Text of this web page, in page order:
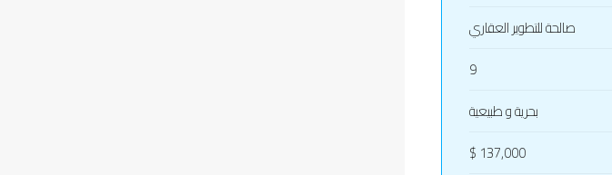
صالحة للتطوير العقاري
9
بحرية و طبيعية
137,000 $